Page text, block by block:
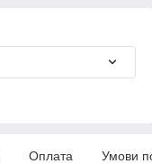
Оплата Умови